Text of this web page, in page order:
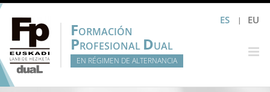
Saltar
contenido
ES EU
FORMACIÓN
PROFESIONAL DUAL
EN RÉGIMEN DE ALTERNANCIA